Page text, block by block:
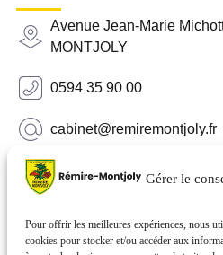
Gérer le
Pour offrir les meilleures expériences, nous
cookies pour stocker et/ou accéder aux
Avenue Jean-Marie
MONTJOLY
0594 35 90 00
cabinet@remiremontjoly.fr
Newsletter
nouvelles de votre commune.